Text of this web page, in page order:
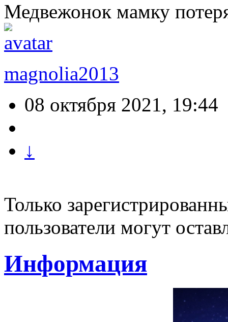
Медвежонок мамку
magnolia2013
08 октября 2021, 19:44
↓
Только
пользователи могут
Информация